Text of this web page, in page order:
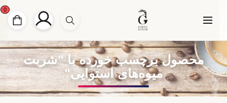
0
محصول برچسب خورده با "شربت
میوه‌های استوایی"